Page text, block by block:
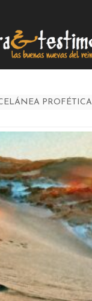
PROFÉTICA